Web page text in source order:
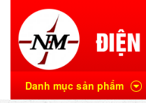
Danh mục sản phẩm